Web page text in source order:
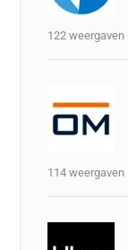
122 weergaven
114 weergaven